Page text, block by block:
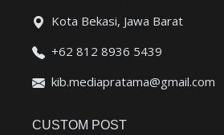
Kota Bekasi, Jawa Barat
+62 812 8936 5439
kib.mediapratama@gmail.com
CUSTOM POST